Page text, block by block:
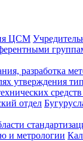
ЦСМ
разработка
утверждения
отдел
и метрологии